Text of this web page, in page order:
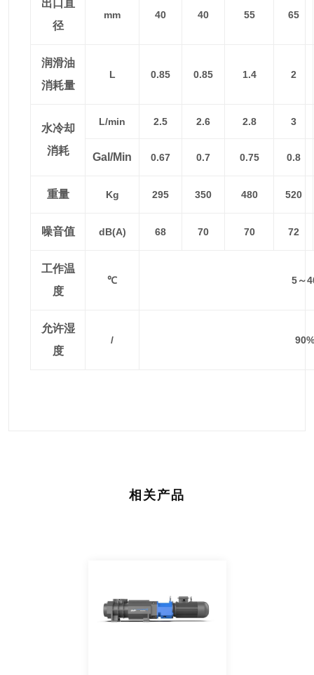
出口直
径
mm 40 40 55 65
润滑油
消耗量
L 0.85 0.85 1.4 2
水冷却
消耗
L/min 2.5 2.6 2.8 3
Gal/min 0.67 0.7 0.75 0.8
重量 Kg 295 350 480 520
噪音值 dB(A) 68 70 70 72
工作温
度
℃ 5～
允许湿
度
/ 90%
相关产品